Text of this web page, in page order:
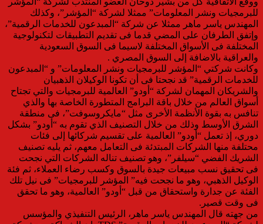
للبرمجيات ونشر المعلومات” ممثلا لشركة “المؤشر”، وكذلك
المهندس ياسر ماهر ممثلا عن شركة “المبدعون للخدمات الرقمية”،
وإتفق الطرفان على المضي قدما فى تقديم التطبيقات لتكنولوجية
المختلفة فى الأسواق المختلفة لاسيما فى السوق السعودية
والعراقية بالاضافة إلى السوق المصري .
وكانت شركتي “المؤشر للبرمجيات ونشر المعلومات” و “المبدعون
للخدمات الرقمية” قد نجحتا فى أن تكونا الوكيلان الذهبيان
والشريكان المهمان لشركة “أودو” العالمية للبرمجيات والتي تجتاح
أسواق العالم من خلال باقة البرامج المتطورة الخاصة بها والذي
تنافس به بقوة الأنظمة الأخرى مثل “مايكروسوفت”، فى منطقة
الشرق الأوسط وذلك من خلال التصنيف الذي تقوم به “أودو” بشكل
دوري، إذ تعمل “أودو” العالمية على تقسيم شركائها إلى فئات
محتلفة منها الشركات المبتدئة فى التعامل معهم، ثم يليه تصنيف
الشريك الفضي “سيلفر”، وهو تصنيف تناله الشركات التي نجحت
فى تحقيق نسب مبيعات جيدة بالسوق وكسب رضاء العملاء، ثم فئة
الوكيل الذهبي، وهو ما نجحت فيه” المؤشر للبرمجيات” فى نيل تلك
الفئة عن جدارة واستحقاق من قبل “أودو” العالمية، وهو ما تحقق
فى وقت قصير.
من جهته قال المهندس ياسر ماهر، الرئيس التنفيذي والمؤسس